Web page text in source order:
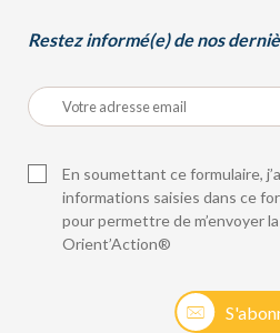
Restez informé(e) de nos
En soumettant ce formulaire,
informations saisies dans ce
pour permettre de m’envoyer
Orient’Action®